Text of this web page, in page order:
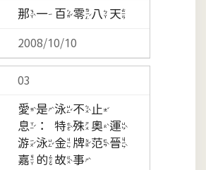
那一百零八天
2008/10/10
03
愛是泳不止
息：特殊奧運
游泳金牌范晉
嘉的故事